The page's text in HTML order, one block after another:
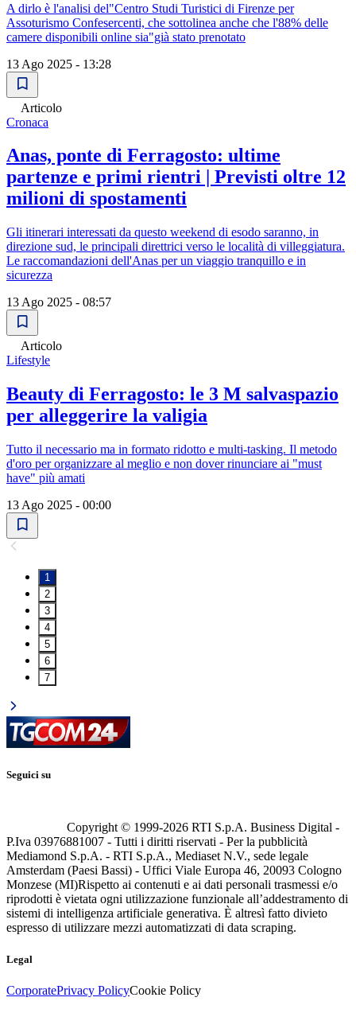
A dirlo è l'analisi del"Centro Studi Turistici di Firenze per
Assoturismo Confesercenti, che sottolinea anche che l'88% delle
camere disponibili online sia"già stato prenotato
13 Ago 2025 - 13:28
Articolo
Cronaca
Anas, ponte di Ferragosto: ultime
partenze e primi rientri | Previsti oltre 12
milioni di spostamenti
Gli itinerari interessati da questo weekend di esodo saranno, in
direzione sud, le principali direttrici verso le località di villeggiatura.
Le raccomandazioni dell'Anas per un viaggio tranquillo e in
sicurezza
13 Ago 2025 - 08:57
Articolo
Lifestyle
Beauty di Ferragosto: le 3 M salvaspazio
per alleggerire la valigia
Tutto il necessario ma in formato ridotto e multi-tasking. Il metodo
d'oro per organizzare al meglio e non dover rinunciare ai "must
have" più amati
13 Ago 2025 - 00:00
1
2
3
4
5
6
7
Seguici su
Copyright © 1999-2026 RTI S.p.A. Business Digital -
P.Iva 03976881007 - Tutti i diritti riservati - Per la pubblicità
Mediamond S.p.A. - RTI S.p.A., Mediaset N.V., sede legale
Amsterdam (Paesi Bassi) - Uffici Viale Europa 46, 20093 Cologno
Monzese (MI)Rispetto ai contenuti e ai dati personali trasmessi e/o
riprodotti è vietata ogni utilizzazione funzionale all’addestramento di
sistemi di intelligenza artificiale generativa. È altresì fatto divieto
espresso di utilizzare mezzi automatizzati di data scraping.
Legal
CorporatePrivacy PolicyCookie Policy